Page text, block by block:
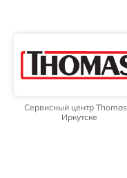
Сервисный центр
Иркутске